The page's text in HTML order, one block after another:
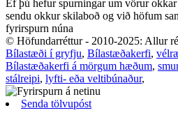
Ef þú hefur spurningar um vörur
sendu okkur skilaboð og við höfum
fyrirspurn núna
© Höfundarréttur - 2010-2025: Allur
Bílastæði í gryfju, Bílastæðakerfi,
Bílastæðakerfi á mörgum hæðum,
stálreipi, lyfti- eða veltibúnaður,
Senda tölvupóst